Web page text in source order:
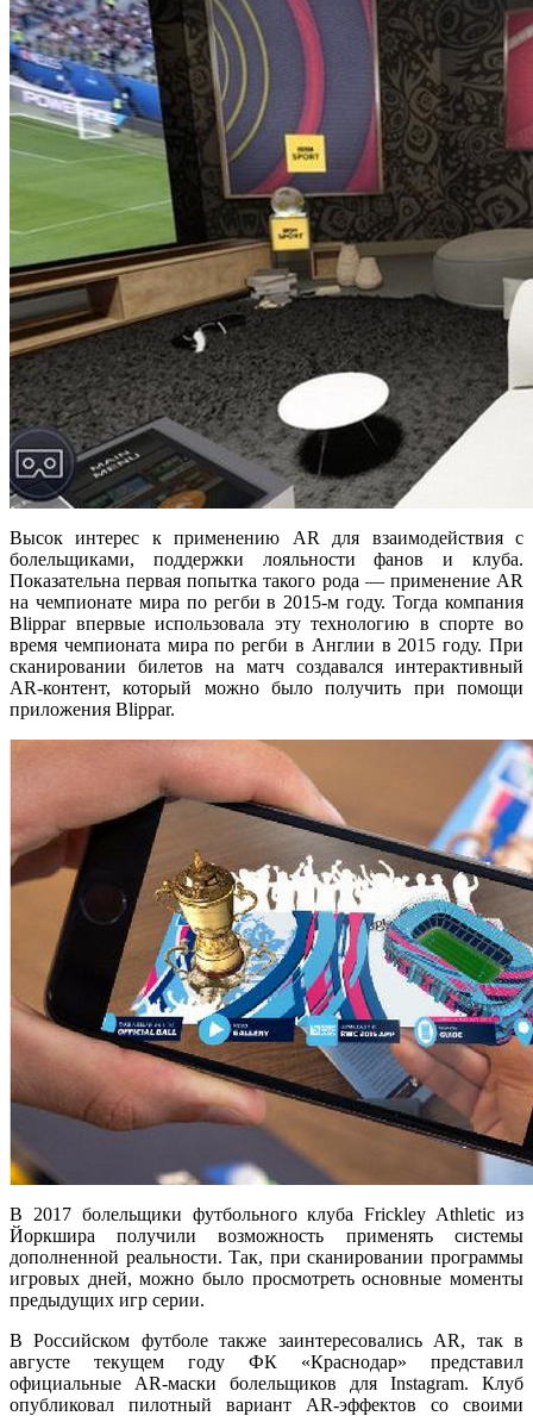
Высок интерес к применению AR для взаимодействия с
болельщиками, поддержки лояльности фанов и клуба.
Показательна первая попытка такого рода — применение AR
на чемпионате мира по регби в 2015-м году. Тогда компания
Blippar впервые использовала эту технологию в спорте во
время чемпионата мира по регби в Англии в 2015 году. При
сканировании билетов на матч создавался интерактивный
AR-контент, который можно было получить при помощи
приложения Blippar.
В 2017 болельщики футбольного клуба Frickley Athletic из
Йоркшира получили возможность применять системы
дополненной реальности. Так, при сканировании программы
игровых дней, можно было просмотреть основные моменты
предыдущих игр серии.
В Российском футболе также заинтересовались AR, так в
августе текущем году ФК «Краснодар» представил
официальные AR-маски болельщиков для Instagram. Клуб
опубликовал пилотный вариант AR-эффектов со своими